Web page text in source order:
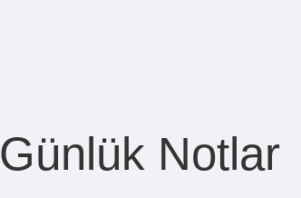
Günlük Notlar